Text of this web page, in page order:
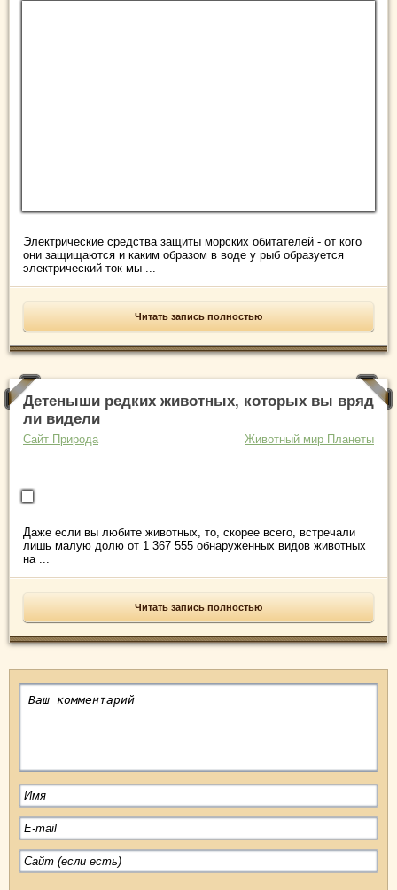
Электрические средства защиты морских обитателей - от кого
они защищаются и каким образом в воде у рыб образуется
электрический ток мы ...
Читать запись полностью
Детеныши редких животных, которых вы вряд
ли видели
Сайт Природа Животный мир Планеты
Даже если вы любите животных, то, скорее всего, встречали
лишь малую долю от 1 367 555 обнаруженных видов животных
на ...
Читать запись полностью